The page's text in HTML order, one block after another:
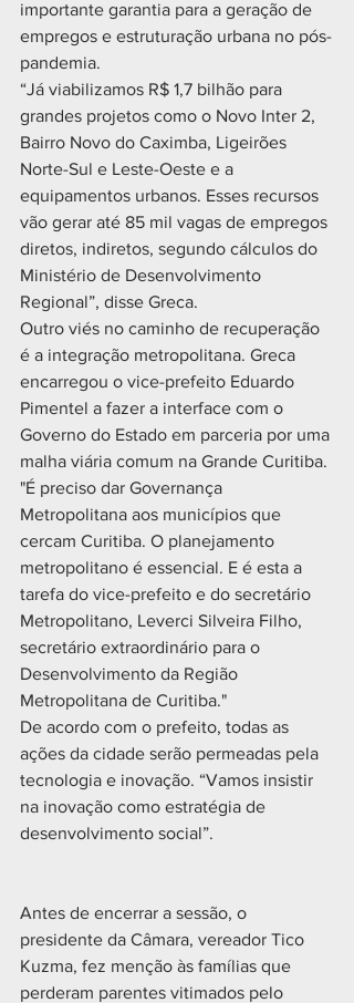
importante garantia para a geração de
empregos e estruturação urbana no pós-
pandemia.
“Já viabilizamos R$ 1,7 bilhão para
grandes projetos como o Novo Inter 2,
Bairro Novo do Caximba, Ligeirões
Norte-Sul e Leste-Oeste e a
equipamentos urbanos. Esses recursos
vão gerar até 85 mil vagas de empregos
diretos, indiretos, segundo cálculos do
Ministério de Desenvolvimento
Regional”, disse Greca.
Outro viés no caminho de recuperação
é a integração metropolitana. Greca
encarregou o vice-prefeito Eduardo
Pimentel a fazer a interface com o
Governo do Estado em parceria por uma
malha viária comum na Grande Curitiba.
"É preciso dar Governança
Metropolitana aos municípios que
cercam Curitiba. O planejamento
metropolitano é essencial. E é esta a
tarefa do vice-prefeito e do secretário
Metropolitano, Leverci Silveira Filho,
secretário extraordinário para o
Desenvolvimento da Região
Metropolitana de Curitiba."
De acordo com o prefeito, todas as
ações da cidade serão permeadas pela
tecnologia e inovação. “Vamos insistir
na inovação como estratégia de
desenvolvimento social”.
Antes de encerrar a sessão, o
presidente da Câmara, vereador Tico
Kuzma, fez menção às famílias que
perderam parentes vitimados pelo